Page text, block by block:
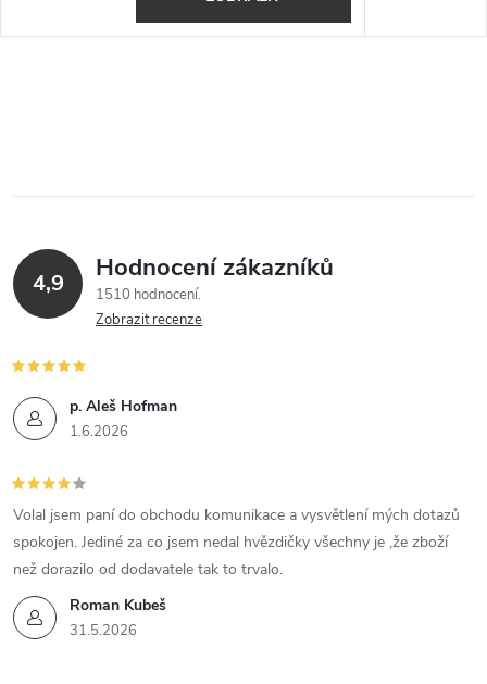
4,9 Hodnocení zákazníků
1510 hodnocení
Zobrazit recenze
p. Aleš Hofman
1.6.2026
Roman Kubeš
31.5.2026
Volal jsem paní do obchodu komunikace a vysvětlení mých dotazů
spokojen. Jediné za co jsem nedal hvězdičky všechny je ,že zboží
než dorazilo od dodavatele tak to trvalo.